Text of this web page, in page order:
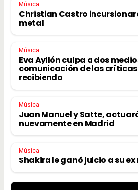
Música
Christian Castro
metal
Música
Eva Ayllón culpa a dos
comunicación de las
recibiendo
Música
Juan Manuel y Satte,
nuevamente en Madrid
Música
Shakira le ganó juicio a su